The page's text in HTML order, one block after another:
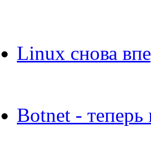
Linux снова
Botnet -